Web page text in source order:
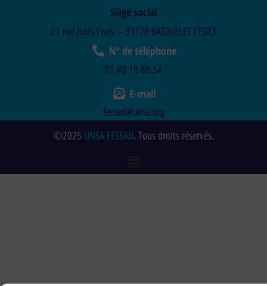
Siège social
21 rue Jules Ferry – 93170 BAGNOLET CEDEX
N° de téléphone
01 48 18 88 54
E-mail
fessad@unsa.org
©2025 UNSA FESSAD. Tous droits réservés.